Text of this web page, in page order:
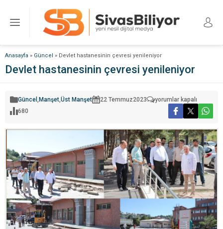
Anasayfa » Güncel » Devlet hastanesinin çevresi yenileniyor
Devlet hastanesinin çevresi yenileniyor
Güncel , Manşet,Üst Manşet 22 Temmuz2023
Devlet
hastanesinin
çevresi
yenileniyor
için
yorumlar kapalı
680